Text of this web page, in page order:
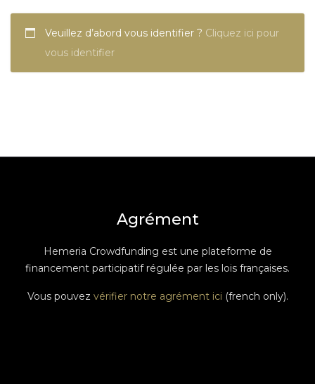
Veuillez d’abord vous identifier ? Cliquez ici pour
vous identifier
Agrément
Hemeria Crowdfunding est une plateforme de
financement participatif régulée par les lois françaises.
Vous pouvez vérifier notre agrément ici (french only).